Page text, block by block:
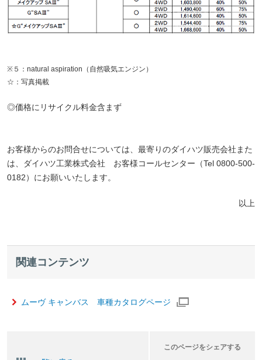
※５：natural aspiration（自然吸気エンジン）
☆：写真掲載
◎価格にリサイクル料金含まず
お客様からのお問合せについては、最寄りのダイハツ販売会社また
は、ダイハツ工業株式会社 お客様コールセンター（Tel 0800-500-
0182）にお願いいたします。
以上
関連コンテンツ
ムーヴ キャンバス 車種カタログページ
このページをシェアする